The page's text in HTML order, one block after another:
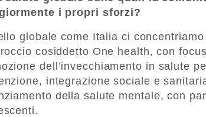
i propri sforzi?
globale come Italia ci
cosiddetto One health, con
dell’invecchiamento in salute
integrazione sociale e
della salute mentale, con